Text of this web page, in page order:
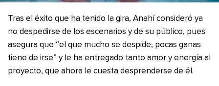
Tras el éxito que ha tenido la gira, Anahí consideró ya
no despedirse de los escenarios y de su público, pues
asegura que “el que mucho se despide, pocas ganas
tiene de irse” y le ha entregado tanto amor y energía al
proyecto, que ahora le cuesta desprenderse de él.